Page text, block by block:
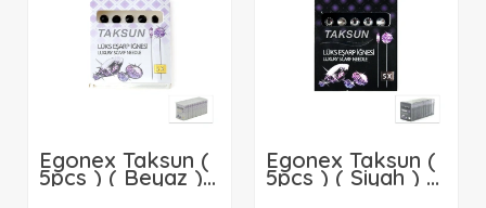
Egonex Taksun (
5pcs ) ( Beyaz ) (
Lux ) Başörtü &
Egonex Taksun (
5pcs ) ( Siyah ) (
Lux ) Başörtü &